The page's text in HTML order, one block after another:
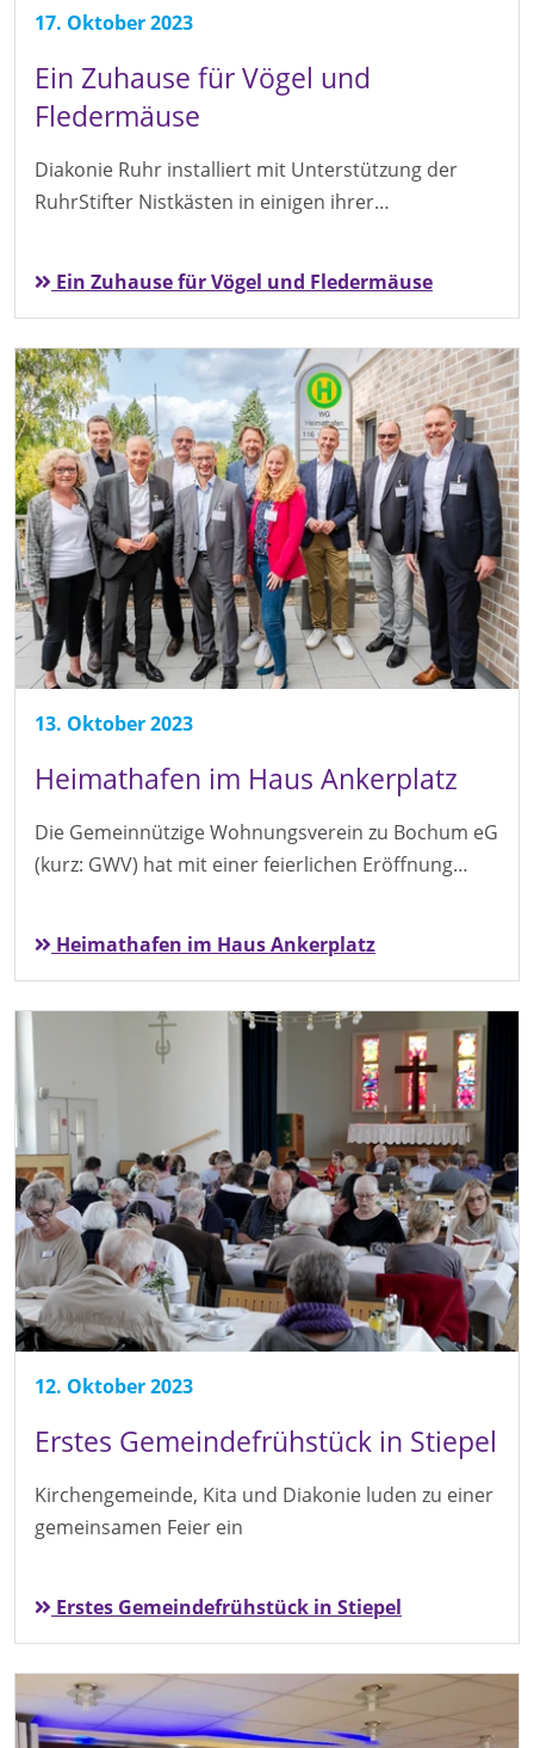
17. Oktober 2023
Ein Zuhause für Vögel und
Fledermäuse
Diakonie Ruhr installiert mit Unterstützung der
RuhrStifter Nistkästen in einigen ihrer…
Ein Zuhause für Vögel und Fledermäuse
13. Oktober 2023
Heimathafen im Haus Ankerplatz
Die Gemeinnützige Wohnungsverein zu Bochum eG
(kurz: GWV) hat mit einer feierlichen Eröffnung…
Heimathafen im Haus Ankerplatz
12. Oktober 2023
Erstes Gemeindefrühstück in Stiepel
Kirchengemeinde, Kita und Diakonie luden zu einer
gemeinsamen Feier ein
Erstes Gemeindefrühstück in Stiepel